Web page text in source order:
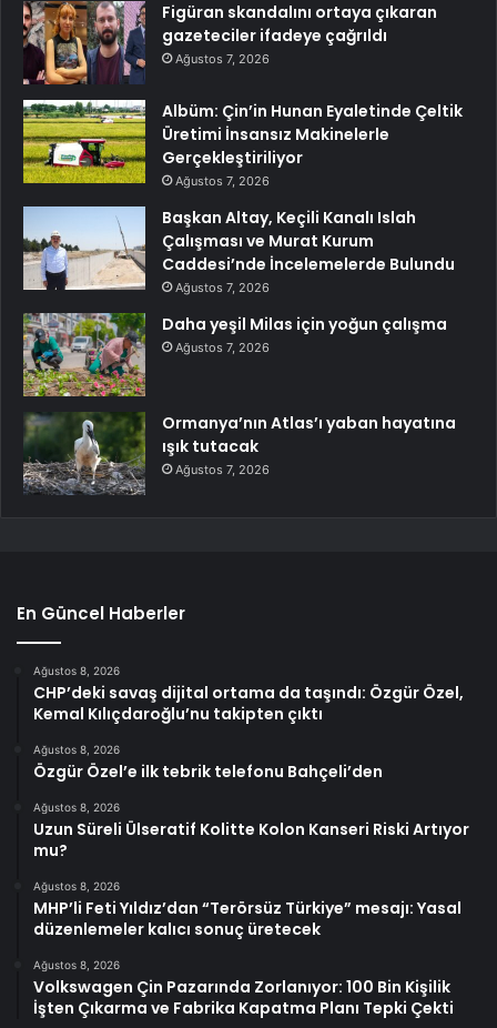
Figüran skandalını ortaya çıkaran
gazeteciler ifadeye çağrıldı
Ağustos 7, 2026
Albüm: Çin’in Hunan Eyaletinde Çeltik
Üretimi İnsansız Makinelerle
Gerçekleştiriliyor
Ağustos 7, 2026
Başkan Altay, Keçili Kanalı Islah
Çalışması ve Murat Kurum
Caddesi’nde İncelemelerde Bulundu
Ağustos 7, 2026
Daha yeşil Milas için yoğun çalışma
Ağustos 7, 2026
Ormanya’nın Atlas’ı yaban hayatına
ışık tutacak
Ağustos 7, 2026
En Güncel Haberler
Ağustos 8, 2026
CHP’deki savaş dijital ortama da taşındı: Özgür Özel,
Kemal Kılıçdaroğlu’nu takipten çıktı
Ağustos 8, 2026
Özgür Özel’e ilk tebrik telefonu Bahçeli’den
Ağustos 8, 2026
Uzun Süreli Ülseratif Kolitte Kolon Kanseri Riski Artıyor
mu?
Ağustos 8, 2026
MHP’li Feti Yıldız’dan “Terörsüz Türkiye” mesajı: Yasal
düzenlemeler kalıcı sonuç üretecek
Ağustos 8, 2026
Volkswagen Çin Pazarında Zorlanıyor: 100 Bin Kişilik
İşten Çıkarma ve Fabrika Kapatma Planı Tepki Çekti